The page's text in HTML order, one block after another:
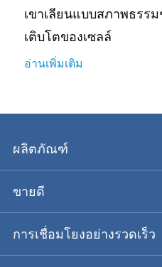
เขาเลียนแบบสภาพธรร
เติบโตของเซลล์
อ่านเพิ่มเติม
ผลิตภัณฑ์
ขายดี
การเชื่อมโยงอย่างรวดเร็ว